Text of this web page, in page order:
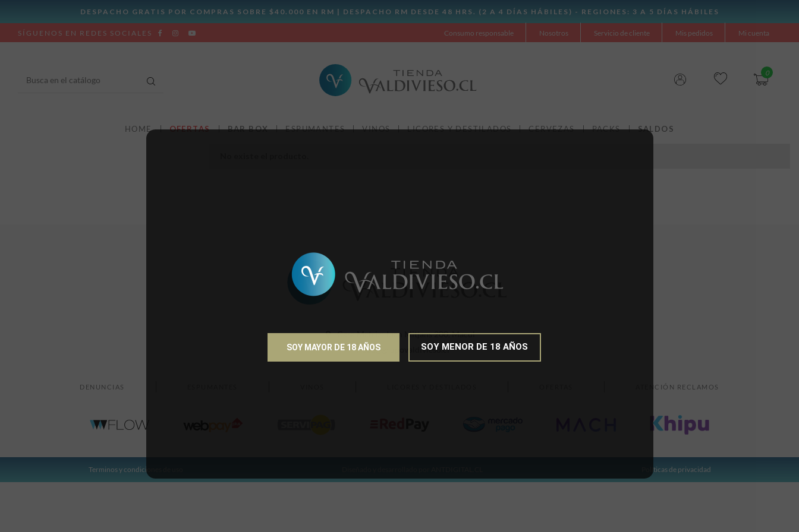
SÍGUENOS EN REDES SOCIALES Consumo responsable Nosotros Servicio de cliente Mis pedidos Mi cuenta
0
HOME OFERTAS BAR BOX ESPUMANTES VINOS LICORES Y DESTILADOS CERVEZAS PACKS SALDOS
Casa Matriz: Juan Mitjans 200, Macul
Sac@grupovaldivieso.cl
DENUNCIAS ATENCIÓN RECLAMOS
SOY MAYOR DE 18 AÑOS SOY MENOR DE 18 AÑOS
Terminos y condiciones de uso Políticas de privacidad